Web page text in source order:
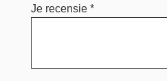
Je recensie *